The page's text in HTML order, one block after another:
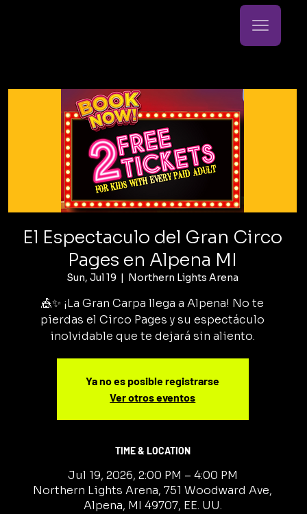
El Espectaculo del Gran Circo
Pages en Alpena MI
Sun, Jul 19
  |
Northern Lights Arena
🎪✨ ¡La Gran Carpa llega a Alpena! No te
pierdas el Circo Pages y su espectáculo
inolvidable que te dejará sin aliento.
Ya no es posible registrarse
Ver otros eventos
TIME & LOCATION
Jul 19, 2026, 2:00 PM – 4:00 PM
Northern Lights Arena, 751 Woodward Ave,
Alpena, MI 49707, EE. UU.